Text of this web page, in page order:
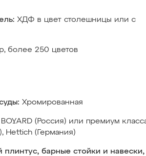
ХДФ в цвет столешницы или с
более 250 цветов
Хромированная
BOYARD (Россия) или премиум
Hettich (Германия)
плинтус, барные стойки и навески,